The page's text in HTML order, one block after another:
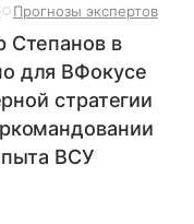
Прогнозы экспертов
Степанов в
для ВФокусе
стратегии
ВСУ